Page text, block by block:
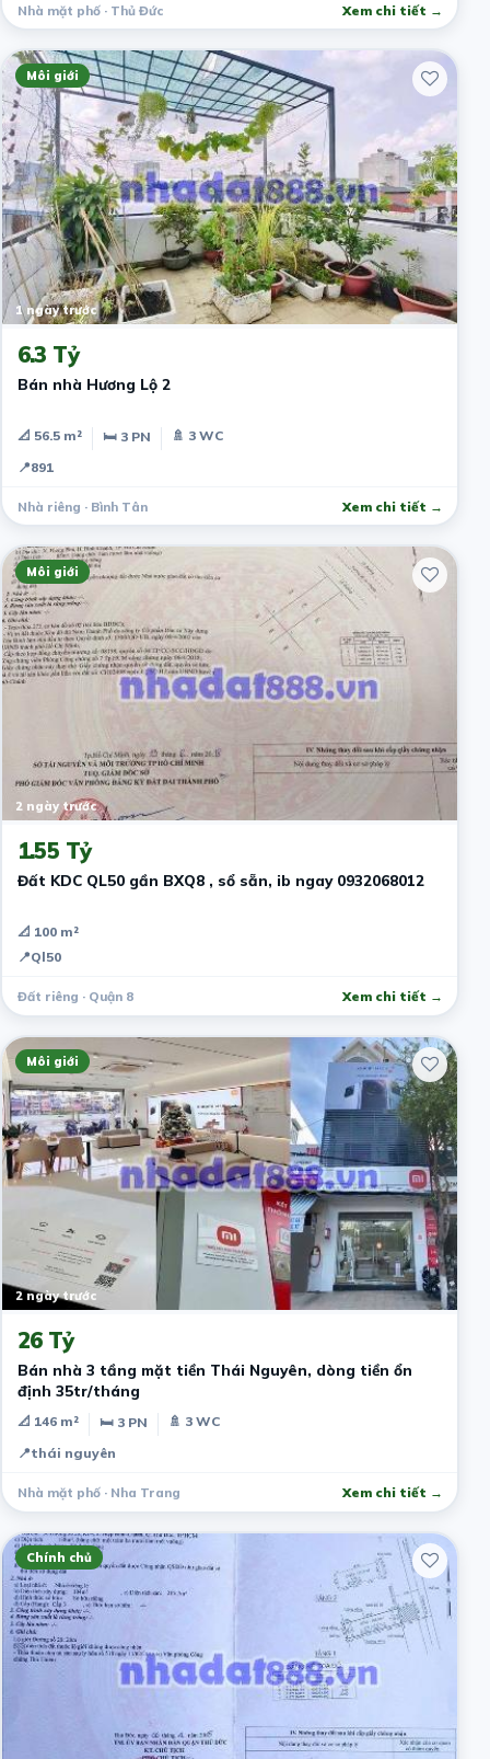
Nhà mặt phố · Thủ Đức Xem chi tiết →
Môi giới
1 ngày trước
6.3 Tỷ
Bán nhà Hương Lộ 2
📐 56.5 m² 🛏 3 PN
🚿 3 WC
📍891
Nhà riêng · Bình Tân Xem chi tiết →
Môi giới
2 ngày trước
1.55 Tỷ
Đất KDC QL50 gần BXQ8 , sổ sẵn, ib ngay 0932068012
📐 100 m²
📍Ql50
Đất riêng · Quận 8 Xem chi tiết →
Môi giới
2 ngày trước
26 Tỷ
Bán nhà 3 tầng mặt tiền Thái Nguyên, dòng tiền ổn
định 35tr/tháng
📐 146 m² 🛏 3 PN
🚿 3 WC
📍thái nguyên
Nhà mặt phố · Nha Trang Xem chi tiết →
Chính chủ